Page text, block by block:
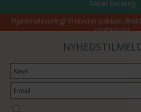
Sikker betaling
Hjemmelevering! Vi leverer pakken
postkasse!